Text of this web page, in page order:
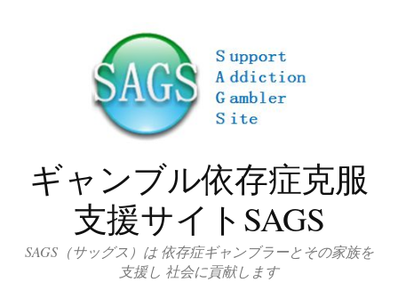
ギャンブル依存症克服
支援サイトSAGS
SAGS（サッグス）は 依存症ギャンブラーとその家族を
支援し 社会に貢献します